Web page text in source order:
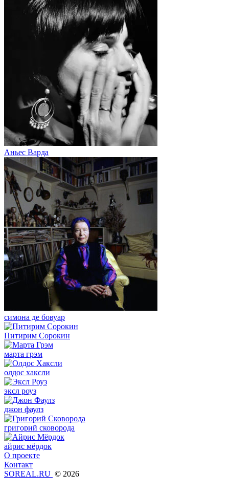
Аньес Варда
симона де бовуар
Питирим Сорокин
марта грэм
олдос хаксли
эксл роуз
джон фаулз
григорий сковорода
айрис мёрдок
О проекте
Контакт
SOREAL.RU © 2026